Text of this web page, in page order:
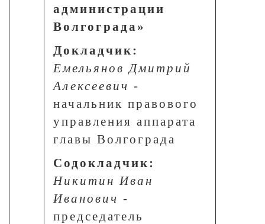
администрации
Волгограда»
Докладчик:
Емельянов Дмитрий
Алексеевич -
начальник правового
управления аппарата
главы Волгограда
Содокладчик:
Никитин Иван
Иванович -
председатель